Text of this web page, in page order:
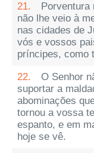
21.
Porventura
não lhe veio à
nas cidades de
vós e vossos
príncipes, como
22.
O Senhor
suportar a
abominações
tornou a vossa
espanto, e em
hoje se vê.